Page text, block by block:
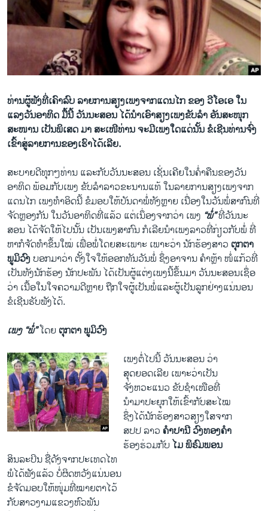
ຊີວິດຊາວລາວ
ຊຸມຊົນຊາວລາວ
ວິທະຍາສາດ-ເທັກໂນໂລຈີ
ທຸລະກິດ
ພາສາອັງກິດ
ວີດີໂອ
ສຽງ
ລາຍງານ
ຕິດຕາມພວກເຮົາ ທີ່
ພາສາຕ່າງໆ
ທ່ານຜູ້ຟັງທີ່ເຄົາລົບ ລາຍການສຽງເພງຈາກແດນໄກ ຂອງ ວີໂອເອ ໃນ
ແລງວັນອາທິດ ມື້ນີ້ ວັນນະສອນ ໄດ້ນໍາເອົາສຽງເພງຂັບລໍາ ອັນສະໜຸກ
ສະໜານ ເປັນພິເສດ ມາ ສະເໜີທ່ານ ຈະມີເພງໃດແດ່ນັ້ນ ຂໍເຊີນທ່ານຈົ່ງ
ເຂົ້າສູ່ລາຍການຂອງເຮົາໄດ້ເລີຍ.
ສະບາຍດີ​ທຸກໆທ່ານ ​ແລະ​ກັບວັນນະສອນ ​ເຊັ່ນ​ເຄີຍ​ໃນ​ຄໍ່າ​ຄືນ​ຂອງ​ວັນ​
ອາທິດ ພ້ອມ​ກັບ​ເພງ ຂັບລໍາ​ລາວ​ຂະ​ນານ​ແທ້ ໃນ​ລາຍການສຽງ​ເພງ​ຈາກ​
ແດນ​ໄກ ເພງ​ທໍາ​ອິດ​ນີ້ ຂໍ​ມອບໃຫ້ບັນ​ດາ​ພໍ່​ທັງຫຼາຍ ເນື່ອງ​ໃນ​ວັນ​ພໍ່​ສາກົນ​ທີ່​
ຈັດ​ຫຼອງກັນ ​ໃນ​ວັນ​ອາທິດ​ທີ່​ແລ້ວ ​ແຕ່​ເນຶ່ອງຈາກ​ວ່າ ​ເພງ​ “ພໍ່”​ທີ່​ວັນນະ​
ສອນ ​ໄດ້​ຈັດ​ໃຫ້​ໄປ​ນັ້ນ ​ເປັນ​ເພງ​ສາກົນ ກໍ​ເລີຍ​ນໍາ​ເພງ​ລາວ​ທີ່​ກ່ຽວ​ກັບພໍ່ ທີ່​
ຫາ​ກໍ​ຈັດ​ທໍາ​ຂຶ້ນ​ໃໝ່ ​ເພື່ອ​ພໍ່​ໂດຍ​ສະ​ເພາະ ​ເພາະວ່າ ນັກ​ຮ້ອງ​ສາວ ​ ຕຸກ​ຕາ
ພູມິ​ວົງບອກ​ມາ​ວ່າ ຕັ້ງ​ໃຈ​ໃຫ້​ອອກ​ທັນ​ວັນ​ພໍ່ ຊຶ່ງ​ອາຈານ ຄໍາ​ຫຼ້າ ໜໍ່​ແກ້ວ​ທີ່​
ເປັນ​ທັງ​ນັກ​ຮ້ອງ ນັກ​ປະພັນ ​ໄດ້​ເປັນ​ຜູ້​ແຕ່ງ​ເພງ​ນີ້​ຂຶ້ນ​ມາ ວັນນະ​ສອນເຊຶ່ອ​
ວ່າ ​ເນື້ອ​ໃນ​ໃຈຄວາມ​ດີ​ຫຼາຍ ຖືກ​ໃຈ​ຜູ້​ເປັນ​ພໍ່​ແລ​ະຜູ້​ເປັນ​ລູກ​ຢ່າງ​ແນ່ນອນ
ຂໍ​ເຊີນ​ຮັບ​ຟັງ​ໄດ້.
ເພງ “ພໍ່”ໂດຍ ຕຸກ​ຕາ ພູມິ​ວົງ
​ເພງ​ຕໍ່​ໄປ​ນີ້ ວັນນະສອນ ວ່າ
ສຸດ​ຍອດ​ເລີຍ ເພາະວ່າ​ເປັນ
​ຈັ່ງ​ຫວະ​ແນວ ຂັບ​ຊໍາ​ເໜືອທີ່
ນໍາ​ມາ​ປະຍຸກໃຫ້​ເຂົ້າກັບ​ສະໄໝ
ຊຶ່ງ​ໄດ້​ນັກ​ຮ້ອງ​ສາວ​ສຽງ​ໃສ​ຈາກ
ສປປ ລາວຄໍາ​ປານີ ວົງ​ທອງ​ຄໍາ
ຮ້ອງ​ຮ່ວມ​ກັບ ​ໄມ ພິຣົມພອນ
ສິນລະປິນ ຊື່ດັງ​ຈາກປະ​ເທດ​ໄທ
ພໍ​ໄດ້​ຟັງ​ແລ້ວ ບໍ່ຜິດ​ຫວັງແນ່ນອນ
ຂໍ​ຈັດ​ມອບ​ໃຫ້​ໜຸ່ມ​ທີ່​ໝາຍ​ຕາໄວ້
ກັບ​ສາວ​ງາມແຂວງຫົວພັນ